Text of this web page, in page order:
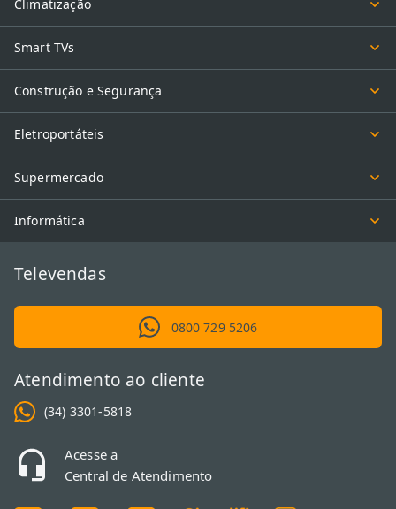
Climatização
Smart TVs
Construção e Segurança
Eletroportáteis
Supermercado
Informática
Televendas
0800 729 5206
Atendimento ao cliente
(34) 3301-5818
Acesse a
Central de Atendimento